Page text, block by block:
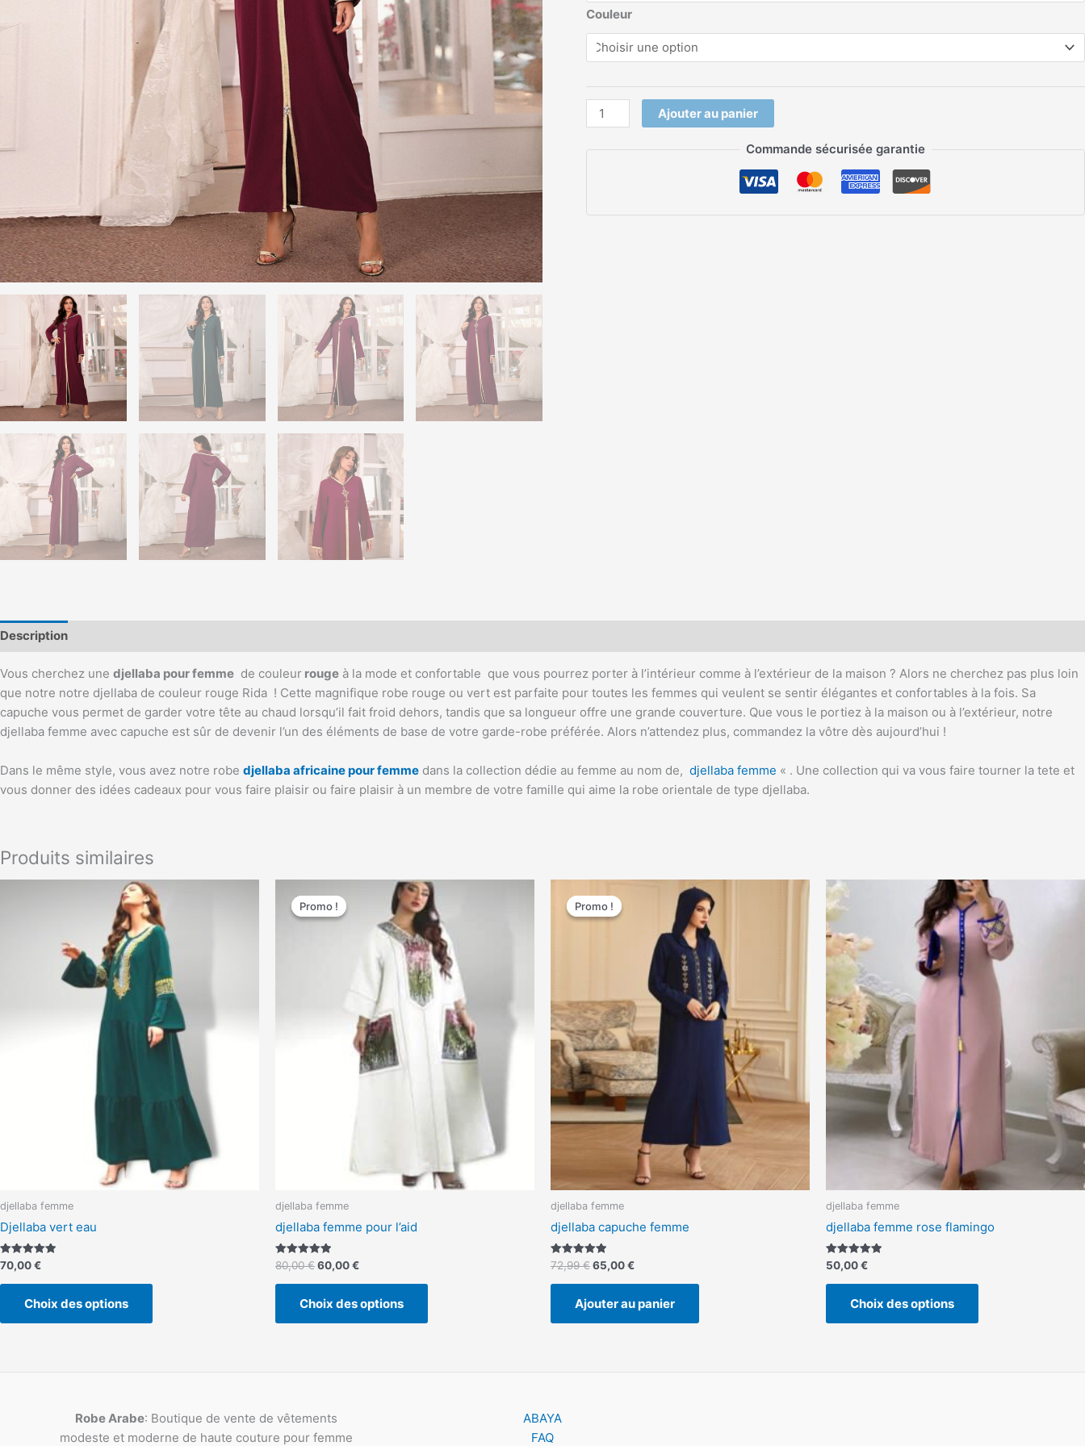
Couleur
Ajouter au panier
Commande sécurisée garantie
Description
Vous cherchez une djellaba pour femme de couleur rouge à la mode et confortable que vous pourrez porter à l’intérieur comme à l’extérieur de la maison ? Alors ne cherchez pas plus loin
que notre notre djellaba de couleur rouge Rida ! Cette magnifique robe rouge ou vert est parfaite pour toutes les femmes qui veulent se sentir élégantes et confortables à la fois. Sa
capuche vous permet de garder votre tête au chaud lorsqu’il fait froid dehors, tandis que sa longueur offre une grande couverture. Que vous le portiez à la maison ou à l’extérieur, notre
djellaba femme avec capuche est sûr de devenir l’un des éléments de base de votre garde-robe préférée. Alors n’attendez plus, commandez la vôtre dès aujourd’hui !
Dans le même style, vous avez notre robe djellaba africaine pour femme dans la collection dédie au femme au nom de, djellaba femme « . Une collection qui va vous faire tourner la tete et
vous donner des idées cadeaux pour vous faire plaisir ou faire plaisir à un membre de votre famille qui aime la robe orientale de type djellaba.
Produits similaires
djellaba femme
Djellaba vert eau
Note
5.00
sur 5
70,00€
Choix des options
Ce
produit
a
plusieurs
variations.
Les
options
peuvent
être
choisies
produit
Promo !
Promo !
djellaba femme
djellaba femme pour l’aid
Note
5.00
sur 5
80,00€
prix
initial
60,00€
actuel
est :
60,00 €.
Choix des options
Ce
produit
a
plusieurs
variations.
Les
options
peuvent
être
choisies
produit
Promo !
Promo !
djellaba femme
djellaba capuche femme
Note
5.00
sur 5
72,99€
prix
initial
65,00€
65,00 €.
Ajouter au panier
djellaba femme
djellaba femme rose flamingo
Note
5.00
sur 5
50,00€
Choix des options
Ce
produit
a
plusieurs
variations.
Les
peuvent
être
choisies
produit
Robe Arabe: Boutique de vente de vêtements
modeste et moderne de haute couture pour femme
ABAYA
FAQ